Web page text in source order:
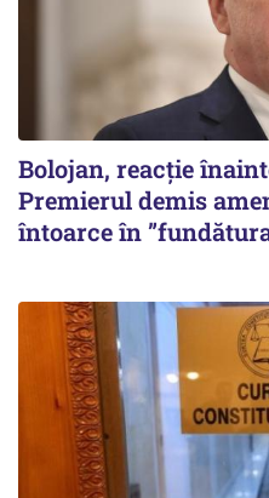
Bolojan, reacție
Premierul demis
întoarce în